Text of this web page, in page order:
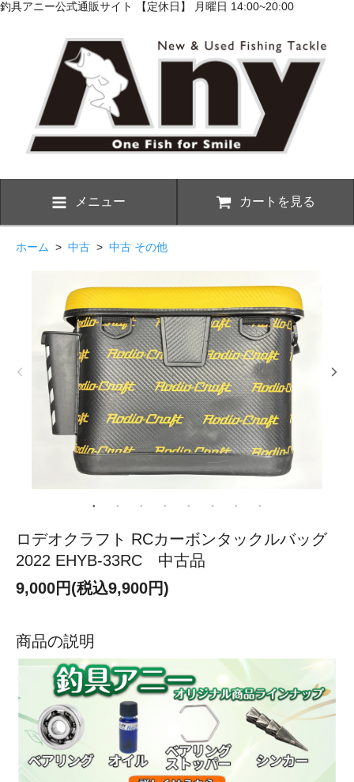
釣具アニー公式通販サイト 【定休日】 月曜日 14:00~20:00
メニュー カートを見る
ホーム > 中古 > 中古 その他
ロデオクラフト RCカーボンタックルバッグ
2022 EHYB-33RC 中古品
9,000円(税込9,900円)
商品の説明